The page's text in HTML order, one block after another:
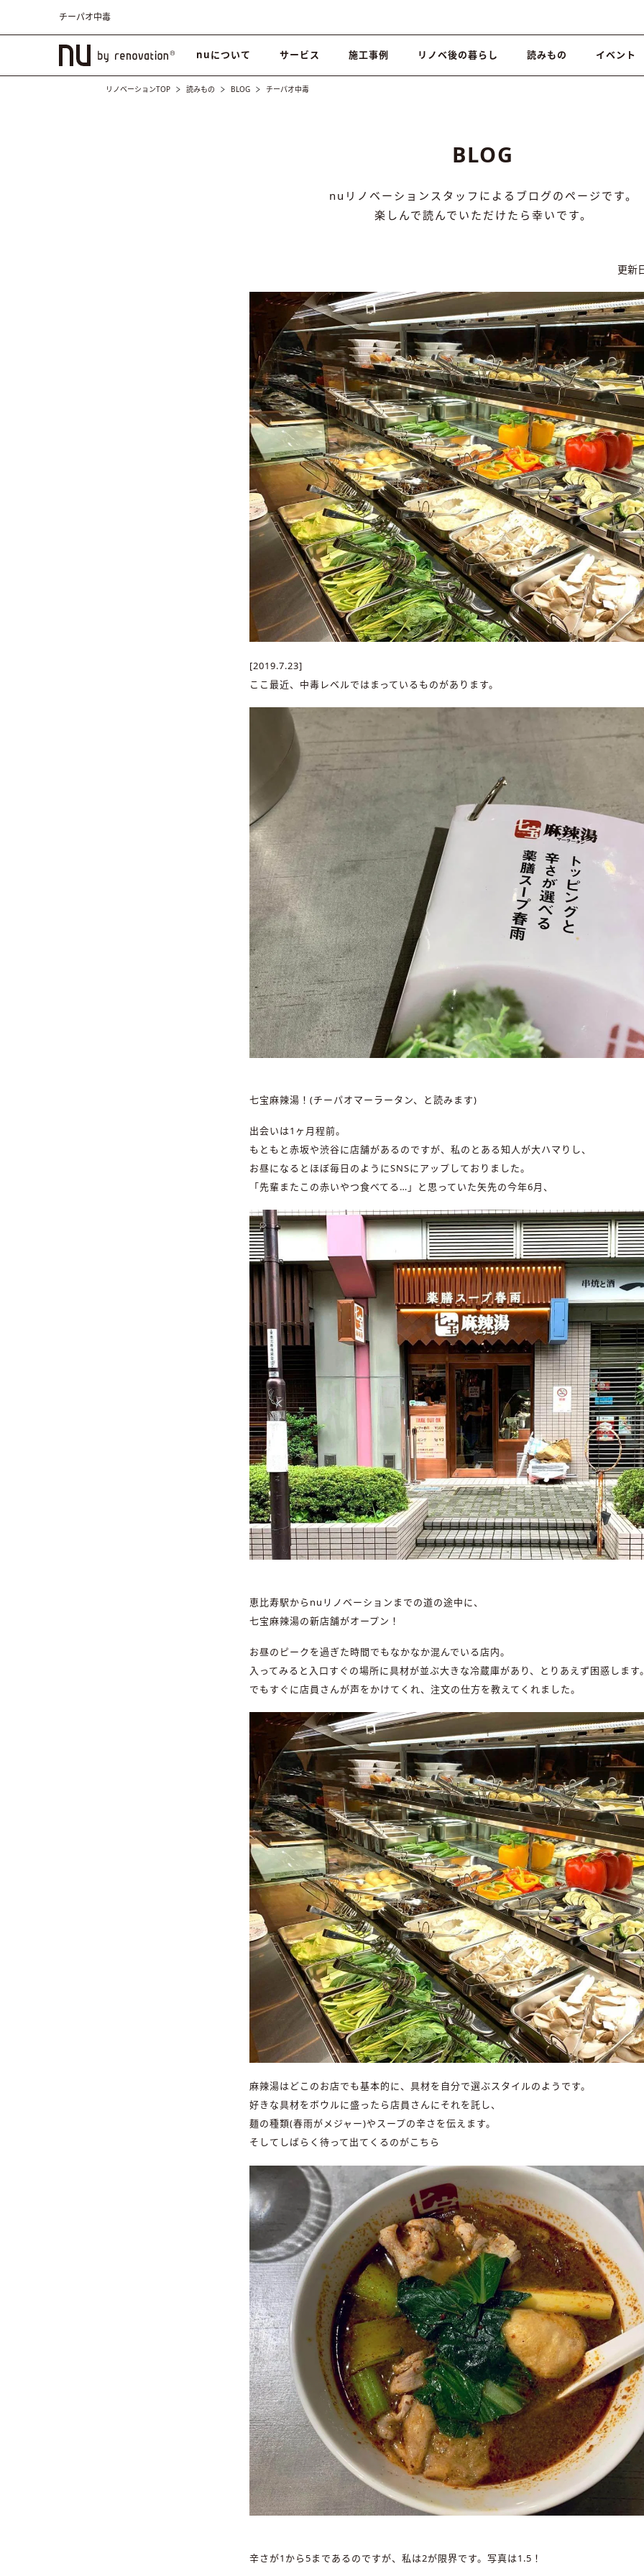
チーパオ中毒
nuについて サービス 施工事例 リノベ後の暮らし 読みもの イベント
リノベーションTOP 読みもの BLOG チーパオ中毒
BLOG
nuリノベーションスタッフによるブログのページです。
楽しんで読んでいただけたら幸いです。
更
[2019.7.23]
ここ最近、中毒レベルではまっているものがあります。
七宝麻辣湯！(チーパオマーラータン、と読みます)
出会いは1ヶ月程前。
もともと赤坂や渋谷に店舗があるのですが、私のとある知人が大ハマりし、
お昼になるとほぼ毎日のようにSNSにアップしておりました。
「先輩またこの赤いやつ食べてる…」と思っていた矢先の今年6月、
恵比寿駅からnuリノベーションまでの道の途中に、
七宝麻辣湯の新店舗がオープン！
お昼のピークを過ぎた時間でもなかなか混んでいる店内。
入ってみると入口すぐの場所に具材が並ぶ大きな冷蔵庫があり、とりあえず困惑します
でもすぐに店員さんが声をかけてくれ、注文の仕方を教えてくれました。
麻辣湯はどこのお店でも基本的に、具材を自分で選ぶスタイルのようです。
好きな具材をボウルに盛ったら店員さんにそれを託し、
麺の種類(春雨がメジャー)やスープの辛さを伝えます。
そしてしばらく待って出てくるのがこちら
辛さが1から5まであるのですが、私は2が限界です。写真は1.5！